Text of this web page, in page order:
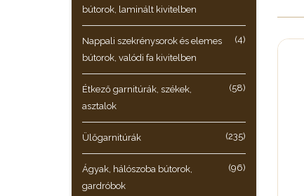
bútorok, laminált kivitelben
Nappali szekrénysorok és elemes
bútorok, valódi fa kivitelben
(4)
Étkező garnitúrák, székek,
asztalok
(58)
Ülőgarnitúrák (235)
Ágyak, hálószoba bútorok,
gardróbok
(96)